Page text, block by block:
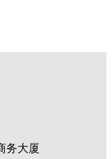
务大厦